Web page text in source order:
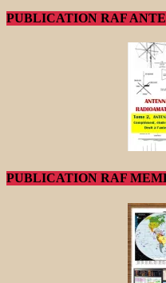
PUBLICATION RAF
PUBLICATION RAF